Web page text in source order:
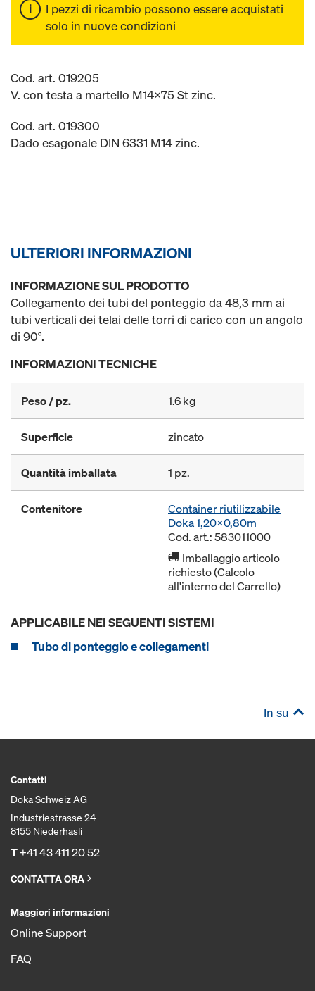
I pezzi di ricambio possono essere acquistati
solo in nuove condizioni
Cod. art. 019205
V. con testa a martello M14x75 St zinc.
Cod. art. 019300
Dado esagonale DIN 6331 M14 zinc.
ULTERIORI INFORMAZIONI
INFORMAZIONE SUL PRODOTTO
Collegamento dei tubi del ponteggio da 48,3 mm ai
tubi verticali dei telai delle torri di carico con un angolo
di 90°.
INFORMAZIONI TECNICHE
Peso / pz. 1.6 kg
Superficie zincato
Quantità imballata 1 pz.
Contenitore
Container riutilizzabile
Doka 1,20x0,80m
Cod. art.: 583011000
Imballaggio articolo
richiesto (Calcolo
all'interno del Carrello)
APPLICABILE NEI SEGUENTI SISTEMI
Tubo di ponteggio e collegamenti
In su
Contatti
Doka Schweiz AG
Industriestrasse 24
8155 Niederhasli
T+41 43 411 20 52
CONTATTA ORA
Maggiori informazioni
Online Support
FAQ